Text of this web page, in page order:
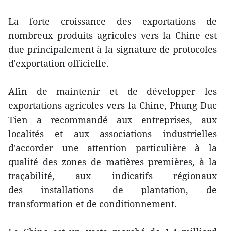
La forte croissance des exportations de
nombreux produits agricoles vers la Chine est
due principalement à la signature de protocoles
d'exportation officielle.
Afin de maintenir et de développer les
exportations agricoles vers la Chine, Phung Duc
Tien a recommandé aux entreprises, aux
localités et aux associations industrielles
d'accorder une attention particulière à la
qualité des zones de matières premières, à la
traçabilité, aux indicatifs régionaux
des installations de plantation, de
transformation et de conditionnement.